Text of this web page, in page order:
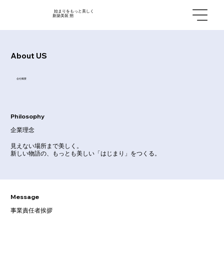
新築美装 朔
始まりをもっと美しく
About US
会社概要
見えない場所まで美しく。
新しい物語の、もっとも美しい「はじまり」をつくる。
Philosophy
企業理念
Message
事業責任者挨拶